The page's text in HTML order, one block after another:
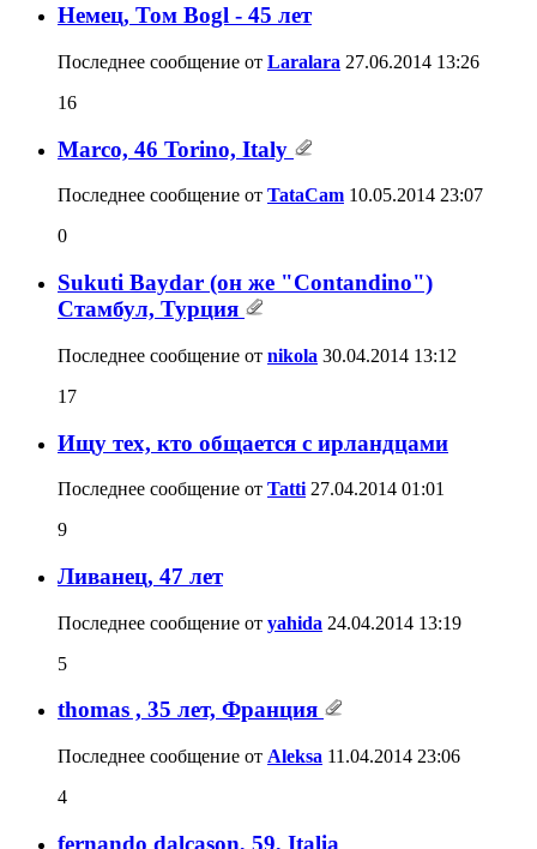
Немец, Том Bogl - 45 лет
Последнее сообщение от Laralara 27.06.2014 13:26
16
Marco, 46 Torino, Italy
Последнее сообщение от TataCam 10.05.2014 23:07
0
Sukuti Baydar (он же "Contandino")
Стамбул, Турция
Последнее сообщение от nikola 30.04.2014 13:12
17
Ищу тех, кто общается с ирландцами
Последнее сообщение от Tatti 27.04.2014 01:01
9
Ливанец, 47 лет
Последнее сообщение от yahida 24.04.2014 13:19
5
thomas , 35 лет, Франция
Последнее сообщение от Aleksa 11.04.2014 23:06
4
fernando dalcason, 59, Italia